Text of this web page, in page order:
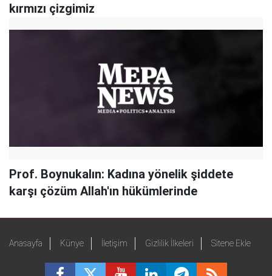
kırmızı çizgimiz
Prof. Boynukalın: Kadına yönelik şiddete
karşı çözüm Allah'ın hükümlerinde
Anasayfa Künye İletişim Gizlilik İlkeleri Sitene Ekle